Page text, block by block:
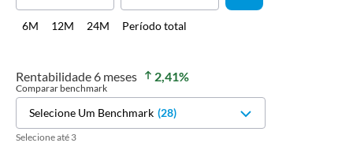
6M 12M 24M Período total
Rentabilidade 6 meses 2,41%
Comparar benchmark
Selecione Um Benchmark (28)
Selecione até 3